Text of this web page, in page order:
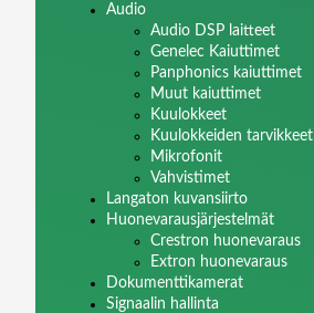
Audio
Audio DSP laitteet
Genelec Kaiuttimet
Panphonics kaiuttimet
Muut kaiuttimet
Kuulokkeet
Kuulokkeiden tarvikkeet
Mikrofonit
Vahvistimet
Langaton kuvansiirto
Huonevarausjärjestelmät
Crestron huonevaraus
Extron huonevaraus
Dokumenttikamerat
Signaalin hallinta